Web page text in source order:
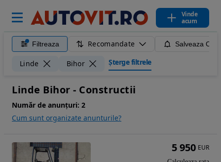
Vinde
acum
Filtreaza Recomandate Salveaza
Linde Bihor Șterge filtrele
Linde Bihor - Constructii
Număr de anunțuri: 2
Cum sunt organizate anunturile?
5 950 EUR